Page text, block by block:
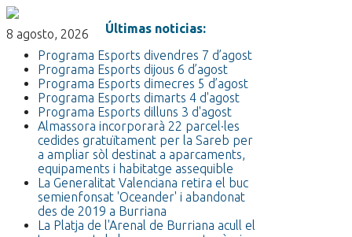
8 agosto, 2026
Últimas noticias:
Programa Esports divendres 7 d’agost
Programa Esports dijous 6 d’agost
Programa Esports dimecres 5 d’agost
Programa Esports dimarts 4 d'agost
Programa Esports dilluns 3 d'agost
Almassora incorporarà 22 parcel·les
cedides gratuïtament per la Sareb per
a ampliar sòl destinat a aparcaments,
equipaments i habitatge assequible
La Generalitat Valenciana retira el buc
semienfonsat 'Oceander' i abandonat
des de 2019 a Burriana
La Platja de l'Arenal de Burriana acull el